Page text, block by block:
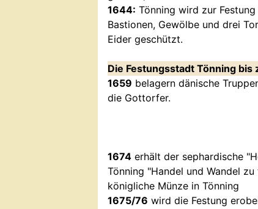
1644: Tönning wird zur
Bastionen, Gewölbe und drei
Eider geschützt.
Die Festungsstadt Tönning
1659 belagern dänische
die Gottorfer.
1674 erhält der sephardische
Tönning "Handel und Wandel
königliche Münze in Tönning
1675/76 wird die Festung